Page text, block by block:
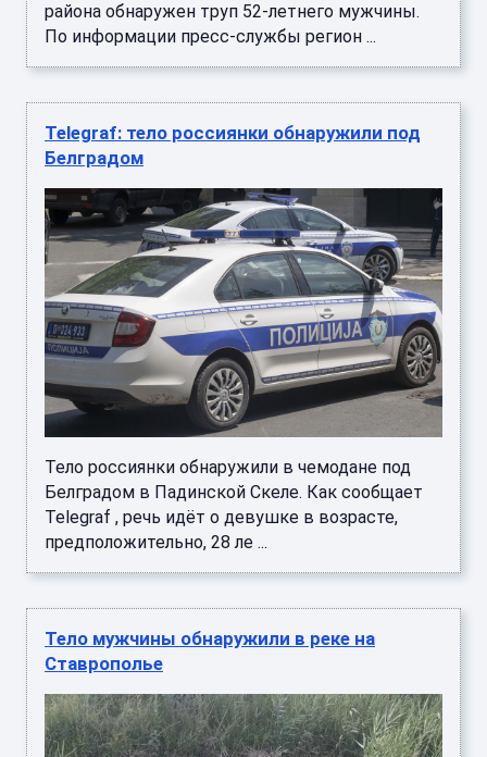
района обнаружен труп 52-летнего мужчины.
По информации пресс-службы регион ...
Telegraf: тело россиянки обнаружили под
Белградом
Тело россиянки обнаружили в чемодане под
Белградом в Падинской Скеле. Как сообщает
Telegraf , речь идёт о девушке в возрасте,
предположительно, 28 ле ...
Тело мужчины обнаружили в реке на
Ставрополье